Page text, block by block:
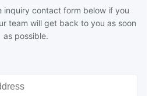
inquiry contact form below if you
team will get back to you as soon
as possible.